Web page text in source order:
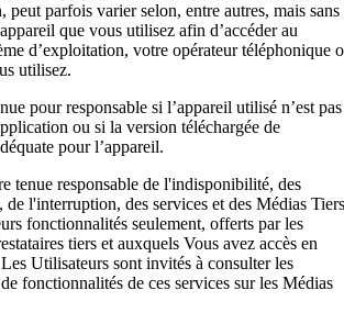
peut parfois varier selon, entre autres, mais sans
que vous utilisez afin d’accéder au
d’exploitation, votre opérateur téléphonique
utilisez.
pour responsable si l’appareil utilisé n’est pas
ou si la version téléchargée de
pour l’appareil.
tenue responsable de l'indisponibilité, des
de l'interruption, des services et des Médias
fonctionnalités seulement, offerts par les
tiers et auxquels Vous avez accès en
Utilisateurs sont invités à consulter les
fonctionnalités de ces services sur les Médias